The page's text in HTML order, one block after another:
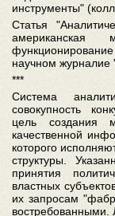
инструменты"
Статья
научном журналие
***
Система
совокупность
цель создания
качественной
которого
структуры.
принятия
властных
их запросам
востребованными.